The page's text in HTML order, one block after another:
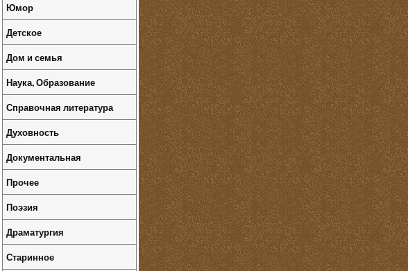
Юмор
Детское
Дом и семья
Наука, Образование
Справочная литература
Духовность
Документальная
Прочее
Поэзия
Драматургия
Старинное